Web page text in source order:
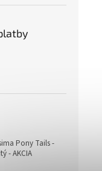
Pony Tails -
- AKCIA